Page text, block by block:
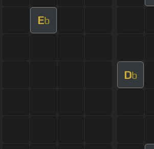
Eb
Db